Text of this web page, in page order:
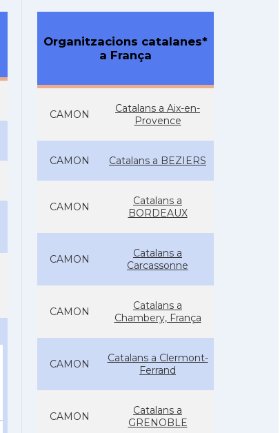
Organitzacions catalanes*
a França
CAMON
Catalans a Aix-en-
Provence
CAMON Catalans a BEZIERS
CAMON
Catalans a
BORDEAUX
CAMON
Catalans a
Carcassonne
CAMON
Catalans a
Chambery, França
CAMON
Catalans a Clermont-
Ferrand
CAMON
Catalans a
GRENOBLE